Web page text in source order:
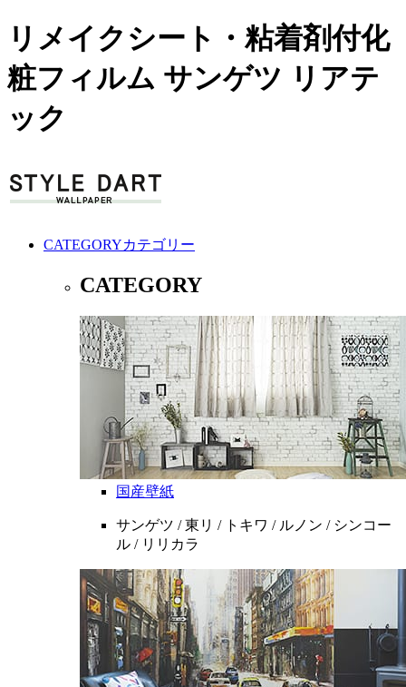
リメイクシート・粘着剤付化
粧フィルム サンゲツ リアテ
ック
CATEGORYカテゴリー
CATEGORY
国産壁紙
サンゲツ / 東リ / トキワ / ルノン / シンコー
ル / リリカラ